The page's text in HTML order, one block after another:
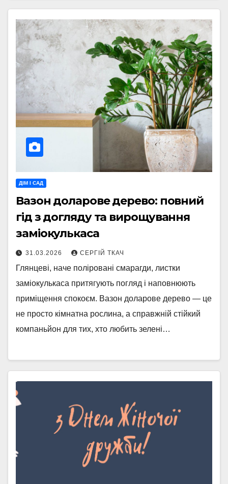
ДІМ І САД
Вазон доларове дерево: повний
гід з догляду та вирощування
заміокулькаса
31.03.2026 СЕРГІЙ ТКАЧ
Глянцеві, наче поліровані смарагди, листки
заміокулькаса притягують погляд і наповнюють
приміщення спокоєм. Вазон доларове дерево — це
не просто кімнатна рослина, а справжній стійкий
компаньйон для тих, хто любить зелені…